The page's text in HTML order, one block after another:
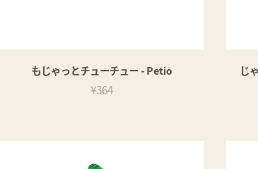
もじゃっとチューチュー - Petio
¥364
じ